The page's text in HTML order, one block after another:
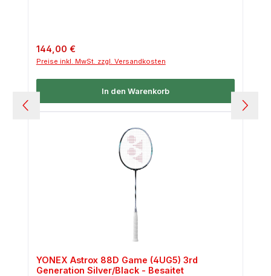
Regulärer Preis:
144,00 €
Preise inkl. MwSt. zzgl. Versandkosten
In den Warenkorb
YONEX Astrox 88D Game (4UG5) 3rd
Generation Silver/Black - Besaitet